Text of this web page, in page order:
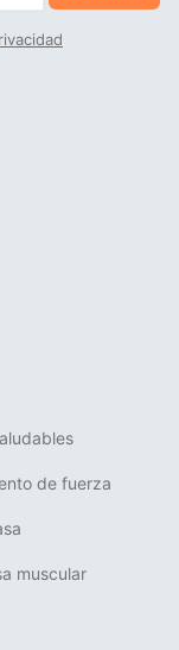
de fuerza
muscular